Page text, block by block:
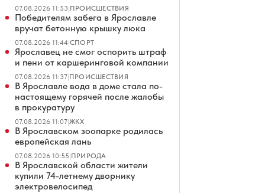
07.08.2026 11:53|ПРОИСШЕСТВИЯ
Победителям забега в Ярославле
вручат бетонную крышку люка
07.08.2026 11:44|СПОРТ
Ярославец не смог оспорить штраф
и пени от каршеринговой компании
07.08.2026 11:37|ПРОИСШЕСТВИЯ
В Ярославле вода в доме стала по-
настоящему горячей после жалобы
в прокуратуру
07.08.2026 11:07|ЖКХ
В Ярославском зоопарке родилась
европейская лань
07.08.2026 10:55|ПРИРОДА
В Ярославской области жители
купили 74-летнему дворнику
электровелосипед